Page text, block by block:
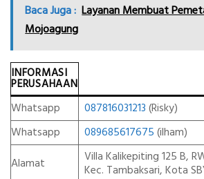
Baca Juga : Layanan Membuat
Mojoagung
INFORMASI
PERUSAHAAN
Whatsapp
087816031213 (Risky)
Whatsapp
089685617675 (ilham)
Alamat
Villa Kalikepiting 125 B,
Kec. Tambaksari, Kota